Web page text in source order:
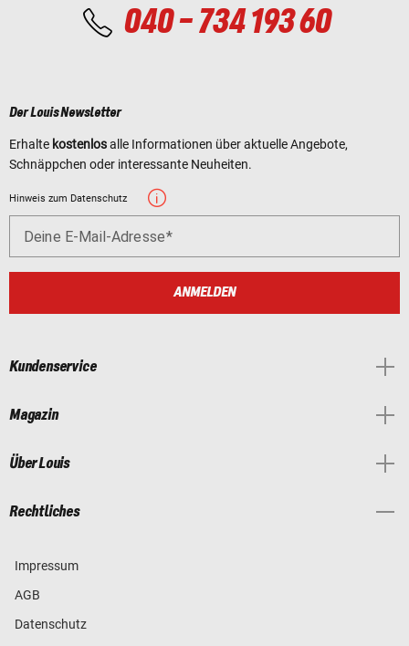
040 - 734 193 60
Der Louis Newsletter
Erhalte kostenlosalle Informationen über aktuelle Angebote,
Schnäppchen oder interessante Neuheiten.
Hinweis zum Datenschutz
Deine E-Mail-Adresse
ANMELDEN
Kundenservice
Magazin
Über Louis
Rechtliches
Impressum
AGB
Datenschutz